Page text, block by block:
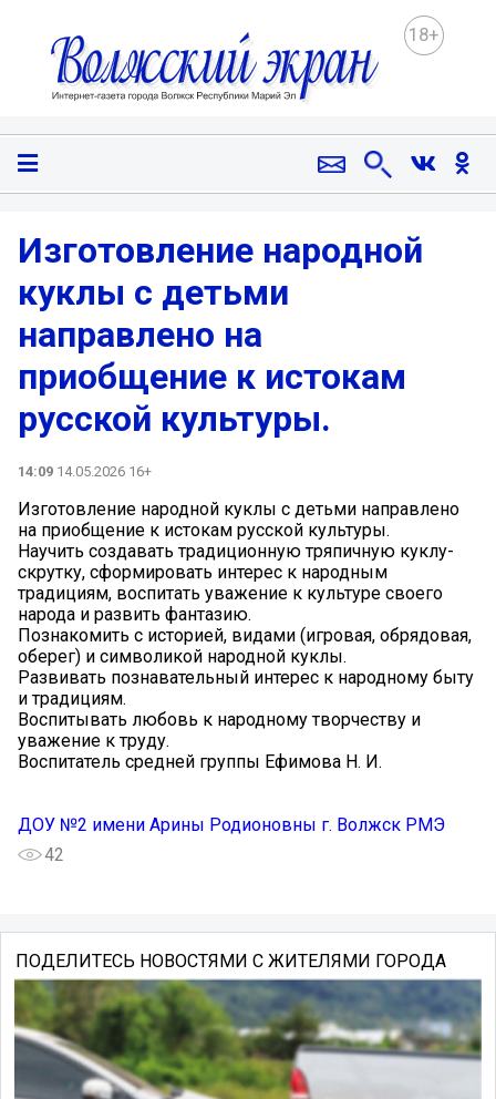
18+
Изготовление народной
куклы с детьми
направлено на
приобщение к истокам
русской культуры.
14:09 14.05.2026 16+
Изготовление народной куклы с детьми направлено
на приобщение к истокам русской культуры.
Научить создавать традиционную тряпичную куклу-
скрутку, сформировать интерес к народным
традициям, воспитать уважение к культуре своего
народа и развить фантазию.
Познакомить с историей, видами (игровая, обрядовая,
оберег) и символикой народной куклы.
Развивать познавательный интерес к народному быту
и традициям.
Воспитывать любовь к народному творчеству и
уважение к труду.
Воспитатель средней группы Ефимова Н. И.
ДОУ №2 имени Арины Родионовны г. Волжск РМЭ
42
ПОДЕЛИТЕСЬ НОВОСТЯМИ С ЖИТЕЛЯМИ ГОРОДА